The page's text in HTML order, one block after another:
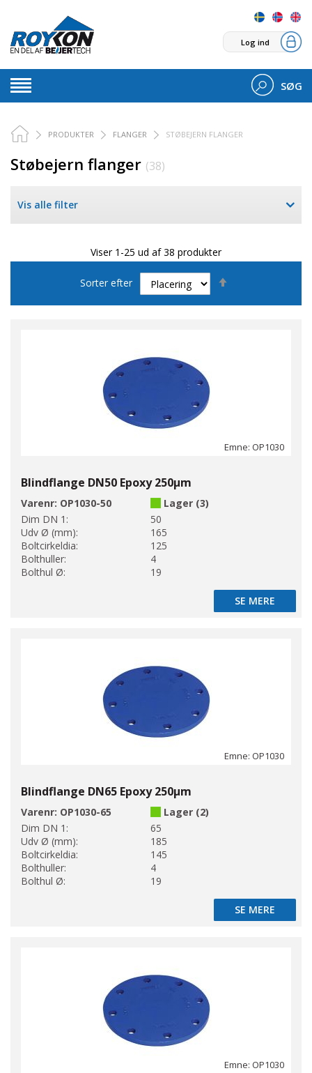
Log ind
SØG
PRODUKTER FLANGER STØBEJERN FLANGER
Støbejern flanger (38)
Vis alle filter
Viser 1-25 ud af 38 produkter
Sorter efter
Emne: OP1030
Blindflange DN50 Epoxy 250µm
Varenr: OP1030-50
Lager (3)
Dim DN 1:
50
Udv Ø (mm):
165
Boltcirkeldia:
125
Bolthuller:
4
Bolthul Ø:
19
SE MERE
SE MERE
Emne: OP1030
Blindflange DN65 Epoxy 250µm
Varenr: OP1030-65
Lager (2)
Dim DN 1:
65
Udv Ø (mm):
185
Boltcirkeldia:
145
Bolthuller:
4
Bolthul Ø:
19
SE MERE
SE MERE
Emne: OP1030